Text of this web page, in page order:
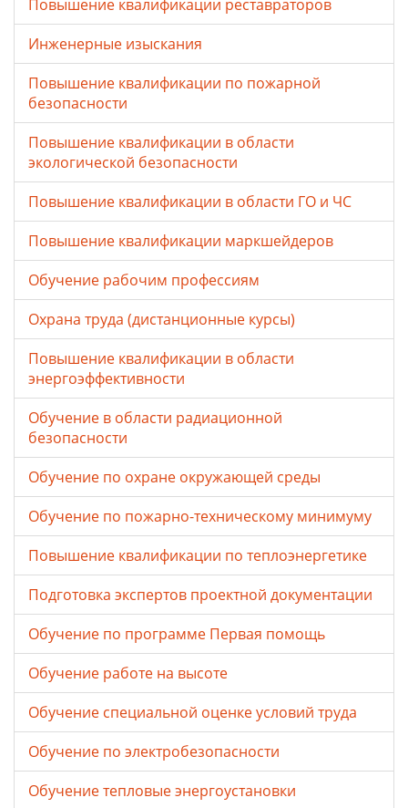
Повышение квалификации реставраторов
Инженерные изыскания
Повышение квалификации по пожарной
безопасности
Повышение квалификации в области
экологической безопасности
Повышение квалификации в области ГО и ЧС
Повышение квалификации маркшейдеров
Обучение рабочим профессиям
Охрана труда (дистанционные курсы)
Повышение квалификации в области
энергоэффективности
Обучение в области радиационной
безопасности
Обучение по охране окружающей среды
Обучение по пожарно-техническому минимуму
Повышение квалификации по теплоэнергетике
Подготовка экспертов проектной документации
Обучение по программе Первая помощь
Обучение работе на высоте
Обучение специальной оценке условий труда
Обучение по электробезопасности
Обучение тепловые энергоустановки